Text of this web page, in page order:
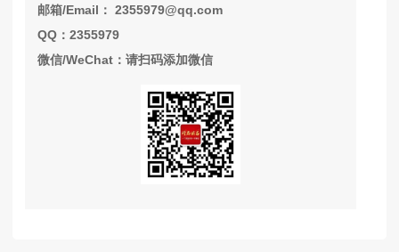
邮箱/Email： 2355979@qq.com
QQ：2355979
微信/WeChat：请扫码添加微信